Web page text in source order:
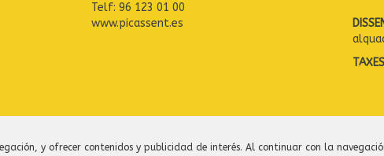
Telf: 96 123 01 00
www.picassent.es
y ofrecer contenidos y publicidad de interés. Al continuar con la